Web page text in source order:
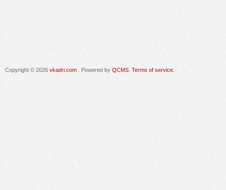
Copyright © 2026 vkadri.com . Powered by QCMS Terms of service.